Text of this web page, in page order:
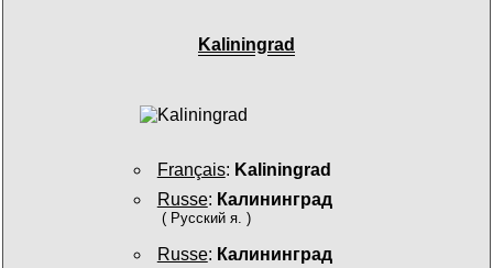
Kaliningrad
Français: Kaliningrad
Russe: Калининград
( Русский я. )
Russe: Калининград